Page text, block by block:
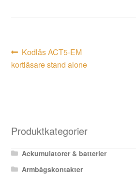
Inläggsnavigering
Föregående
inlägg:
Kodlås ACT5-EM
kortläsare stand alone
Produktkategorier
Ackumulatorer & batterier
Armbågskontakter